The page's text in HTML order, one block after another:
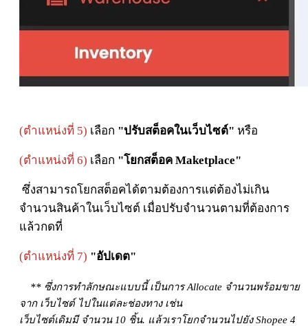
(ตำแหน่งที่ 5) เลือก "ปรับสต็อคในเว็บไซต์" หรือ
(ตำแหน่งที่ 6) เลือก "โยกสต็อค Maketplace"
ซึ่งสามารถโยกสต็อคได้ตามต้องการแต่ต้องไม่เกิน
จำนวนสินค้าในเว็บไซต์ เมื่อปรับจำนวนตามที่ต้องการ
แล้วกดที่
(ตำแหน่งที่ 7) "อัปเดต"
** ซึ่งการทำลักษณะแบบนี้ เป็นการ Allocate จำนวนพร้อมขาย
จาก เว็บไซต์ ไปในแต่ละช่องทาง เช่น
เว็บไซต์เดิมมี จำนวน 10 ชิ้น. แล้วเราโยกจำนวนไปยัง Shopee 4